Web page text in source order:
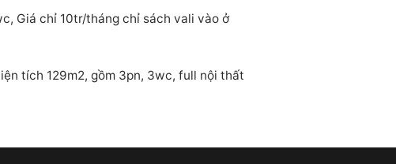
Giá chỉ 10tr/tháng chỉ sách vali vào ở
tích 129m2, gồm 3pn, 3wc, full nội thất